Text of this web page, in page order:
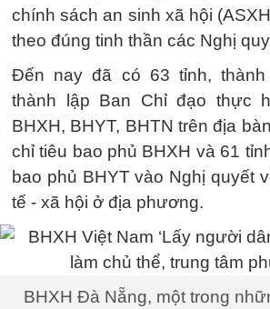
chính sách an sinh xã hội
theo đúng tinh thần các Nghị
Đến nay đã có 63 tỉnh, thành
thành lập Ban Chỉ đạo thực
BHXH, BHYT, BHTN trên địa
chỉ tiêu bao phủ BHXH và 61
bao phủ BHYT vào Nghị quyết
tế - xã hội ở địa phương.
BHXH Đà Nẵng, một trong